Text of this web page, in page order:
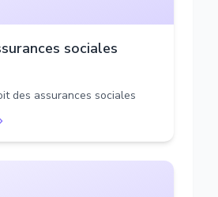
sociales
des assurances sociales